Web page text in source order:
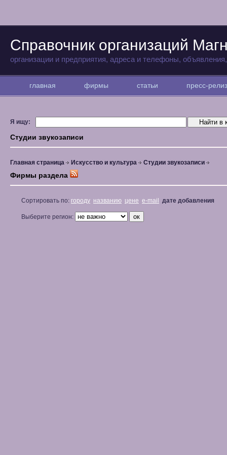
Справочник организаций
организации и предприятия, адреса и телефоны,
главная фирмы статьи пресс-
Я ищу:
Студии звукозаписи
Главная страница Искусство и культура Студии звукозаписи
Фирмы раздела
Сортировать по: городу названию цене e-mail дате добавления
Выберите регион: